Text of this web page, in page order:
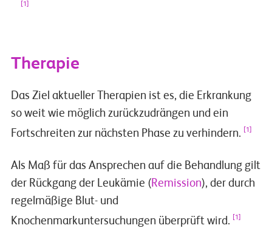
[1]
Therapie
Das Ziel aktueller Therapien ist es, die Erkrankung
so weit wie möglich zurückzudrängen und ein
Fortschreiten zur nächsten Phase zu verhindern.
[1]
Als Maß für das Ansprechen auf die Behandlung gilt
der Rückgang der Leukämie ( Remission), der durch
regelmäßige Blut- und
Knochenmarkuntersuchungen überprüft wird.
[1]